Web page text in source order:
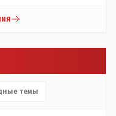
темы